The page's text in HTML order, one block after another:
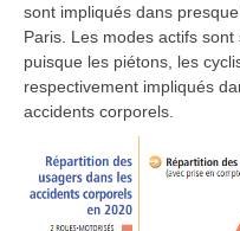
sont impliqués dans
Paris. Les modes actifs
puisque les piétons, les
respectivement impliqués
accidents corporels.